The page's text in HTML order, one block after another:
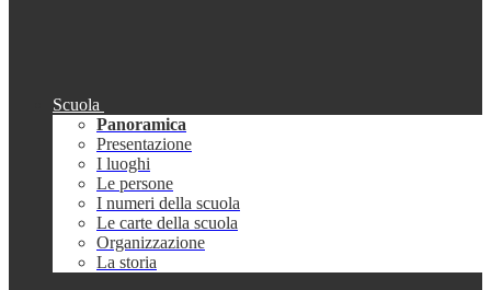
Scuola
Panoramica
Presentazione
I luoghi
Le persone
I numeri della scuola
Le carte della scuola
Organizzazione
La storia